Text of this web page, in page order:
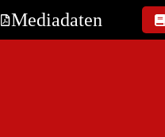
Mediadaten